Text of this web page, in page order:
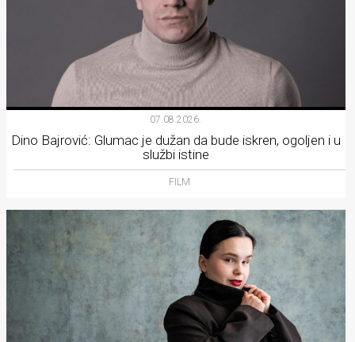
07.08.2026.
Dino Bajrović: Glumac je dužan da bude iskren, ogoljen i u
službi istine
FILM